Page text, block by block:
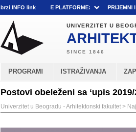
brzi INFO link E PLATFORME: PRIJEMNI
UNIVERZITET U
PROGRAMI ISTRAŽIVANJA
Postovi obeleženi sa ‘upis 2019/
Univerzitet u Beogradu - Arhitektonski fakultet >